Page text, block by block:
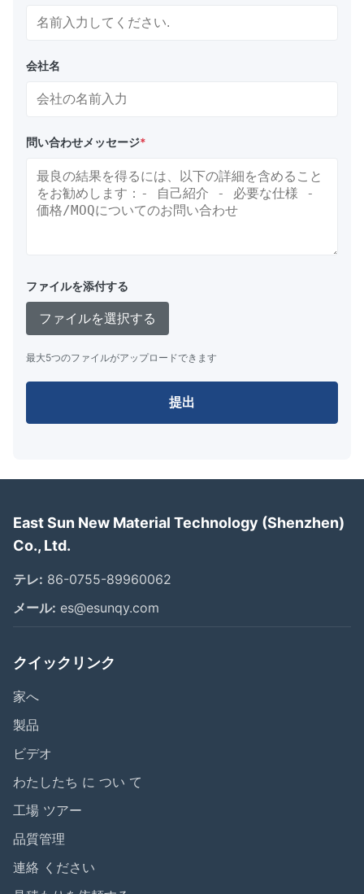
会社名
問い合わせメッセージ*
ファイルを添付する
ファイルを選択する
最大5つのファイルがアップロードできます
提出
East Sun New Material Technology (Shenzhen)
Co., Ltd.
テレ: 86-0755-89960062
メール: es@esunqy.com
クイックリンク
家へ
製品
ビデオ
わたしたち に つい て
工場 ツアー
品質管理
連絡 ください